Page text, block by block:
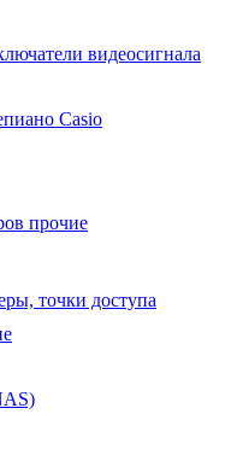
видеосигнала
Casio
прочие
точки доступа